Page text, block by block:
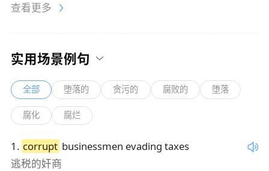
查看更多
实用场景例句
全部 堕落的 贪污的 腐败的 堕落
腐化 腐烂
1 . corrupt businessmen evading taxes
逃税的奸商